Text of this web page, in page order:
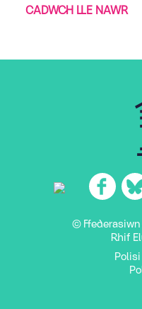
CADWCH LLE NAWR
©
Rhif